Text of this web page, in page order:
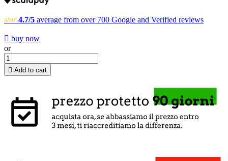
star 4.7/5 average from over 700 Google and Verified reviews
 buy now
or
 Add to cart